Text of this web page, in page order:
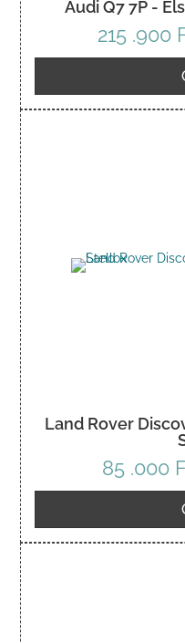
Audi Q7 7P -
215 .900
Land Rover
85 .000